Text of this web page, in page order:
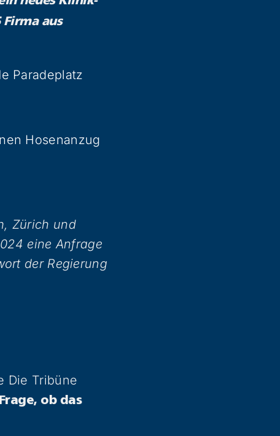
aus
Paradeplatz
Hosenanzug
Zürich und
eine Anfrage
der Regierung
Die Tribüne
Frage, ob das